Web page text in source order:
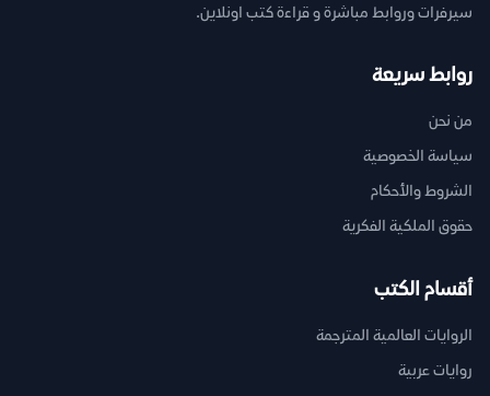
سيرفرات وروابط مباشرة و قراءة كتب اونلاين.
روابط سريعة
من نحن
سياسة الخصوصية
الشروط والأحكام
حقوق الملكية الفكرية
أقسام الكتب
الروايات العالمية المترجمة
روايات عربية